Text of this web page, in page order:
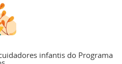
infantis do Programa